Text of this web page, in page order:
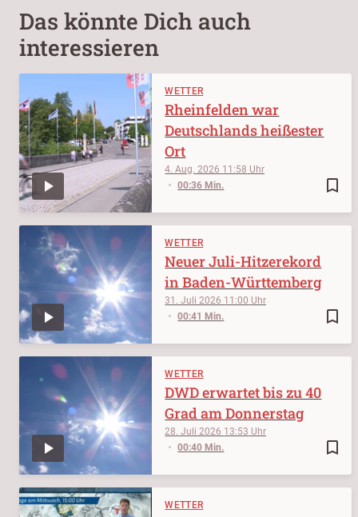
Das könnte Dich auch
interessieren
WETTER
bookmark_border
4. Aug. 2026 11:58
00:36 Min.
Rheinfelden war
Deutschlands heißester
Ort
WETTER
bookmark_border
31. Juli 2026 11:00
00:41 Min.
Neuer Juli-Hitzerekord
in Baden-Württemberg
WETTER
bookmark_border
28. Juli 2026 13:53
00:40 Min.
DWD erwartet bis zu 40
Grad am Donnerstag
WETTER